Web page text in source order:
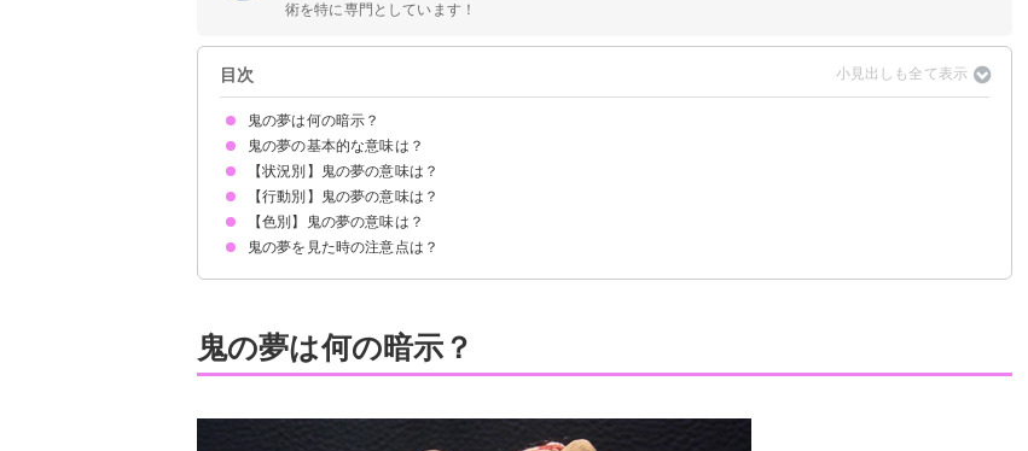
術を特に専門としています！
目次
鬼の夢は何の暗示？
鬼の夢の基本的な意味は？
①恐怖や障害物となるものの象徴
②自身の心の闇の暗示
③強大な力の暗示
状況によって意味が決まる
【状況別】鬼の夢の意味は？
鬼に追いかけられる夢【警告夢】
自分が鬼になる夢【吉夢】
友達が鬼になる夢【吉夢】
鬼に殺される夢【凶夢】
鬼に食べられる夢【警告夢】
鬼と仲良くなる夢【吉夢】
【行動別】鬼の夢の意味は？
鬼から隠れる夢【警告夢】
鬼に立ち向かう夢【吉夢】
鬼から逃げる夢【警告夢】
鬼と戦う夢【吉夢】
鬼から逃げ切る夢【吉夢】
鬼と戦って死ぬ夢【吉夢】
【色別】鬼の夢の意味は？
赤い鬼の夢【警告夢】
青い鬼の夢【警告夢】
黒い鬼の夢【警告夢】
鬼の夢を見た時の注意点は？
鬼の夢は何の暗示？